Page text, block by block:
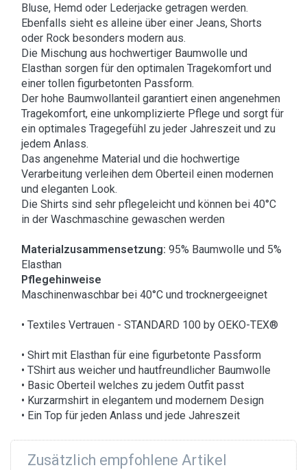
Bluse, Hemd oder Lederjacke getragen werden.
Ebenfalls sieht es alleine über einer Jeans, Shorts
oder Rock besonders modern aus.
Die Mischung aus hochwertiger Baumwolle und
Elasthan sorgen für den optimalen Tragekomfort und
einer tollen figurbetonten Passform.
Der hohe Baumwollanteil garantiert einen angenehmen
Tragekomfort, eine unkomplizierte Pflege und sorgt für
ein optimales Tragegefühl zu jeder Jahreszeit und zu
jedem Anlass.
Das angenehme Material und die hochwertige
Verarbeitung verleihen dem Oberteil einen modernen
und eleganten Look.
Die Shirts sind sehr pflegeleicht und können bei 40°C
in der Waschmaschine gewaschen werden
Materialzusammensetzung: 95% Baumwolle und 5%
Elasthan
Pflegehinweise
Maschinenwaschbar bei 40°C und trocknergeeignet
• Textiles Vertrauen - STANDARD 100 by OEKO-TEX®
• Shirt mit Elasthan für eine figurbetonte Passform
• TShirt aus weicher und hautfreundlicher Baumwolle
• Basic Oberteil welches zu jedem Outfit passt
• Kurzarmshirt in elegantem und modernem Design
• Ein Top für jeden Anlass und jede Jahreszeit
Zusätzlich empfohlene Artikel